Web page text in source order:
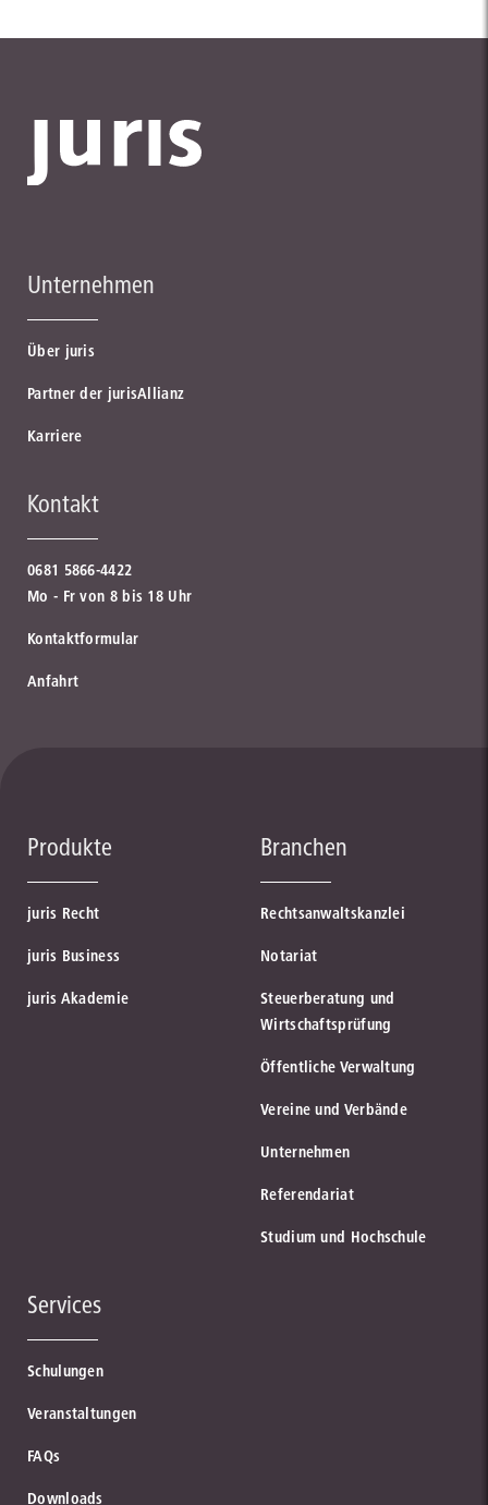
Unternehmen
Über juris
Partner der jurisAllianz
Karriere
Kontakt
0681 5866-4422
Mo - Fr von 8 bis 18 Uhr
Kontaktformular
Anfahrt
Produkte
juris Recht
juris Business
juris Akademie
Branchen
Rechtsanwaltskanzlei
Notariat
Steuerberatung und
Wirtschaftsprüfung
Öffentliche Verwaltung
Vereine und Verbände
Unternehmen
Referendariat
Studium und Hochschule
Services
Schulungen
Veranstaltungen
FAQs
Downloads